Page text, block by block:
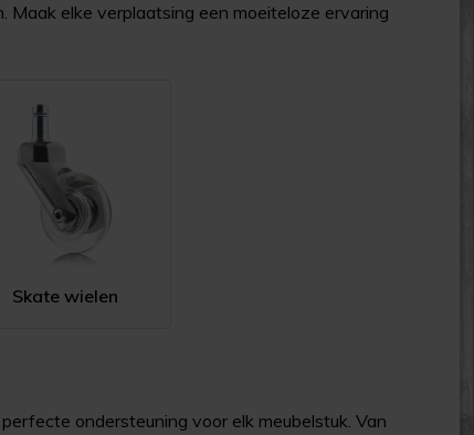
elke verplaatsing een moeiteloze ervaring
Skate wielen
ondersteuning voor elk meubelstuk. Van